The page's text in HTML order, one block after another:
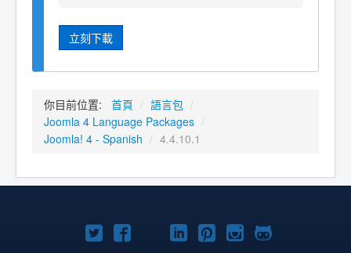
立刻下載
你目前位置: 首頁 / 語言包 /
Joomla 4 Language Packages /
Joomla! 4 - Spanish / 4.4.10.1
TwitterFacebookYouTube
Linkedln
Pinterest
Instagram
GitHub